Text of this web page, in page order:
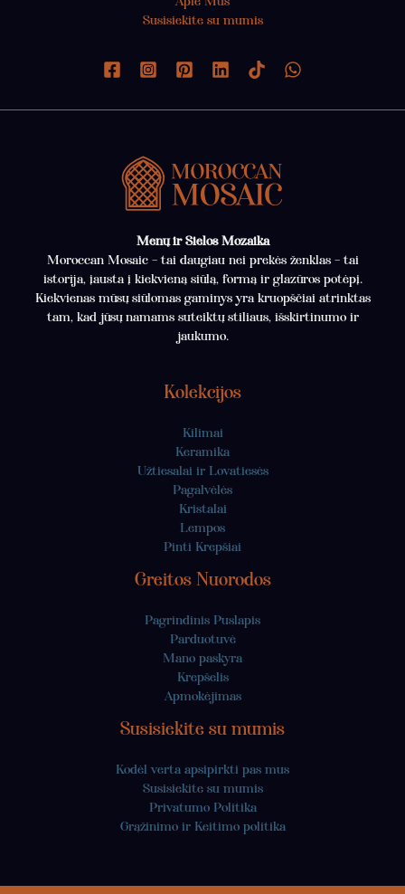
Susisiekite su mumis
Menų ir Sielos Mozaika
Moroccan Mosaic – tai daugiau nei prekės ženklas – tai
istorija, įausta į kiekvieną siūlą, formą ir glazūros potėpį.
Kiekvienas mūsų siūlomas gaminys yra kruopščiai atrinktas
tam, kad jūsų namams suteiktų stiliaus, išskirtinumo ir
jaukumo.
Kolekcijos
Kilimai
Keramika
Užtiesalai ir Lovatiesės
Pagalvėlės
Kristalai
Lempos
Pinti Krepšiai
Greitos Nuorodos
Pagrindinis Puslapis
Parduotuvė
Mano paskyra
Krepšelis
Apmokėjimas
Susisiekite su mumis
Kodėl verta apsipirkti pas mus
Susisiekite su mumis
Privatumo Politika
Grąžinimo ir Keitimo politika